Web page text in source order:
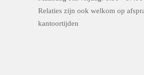
Relaties zijn ook welkom op
kantoortijden